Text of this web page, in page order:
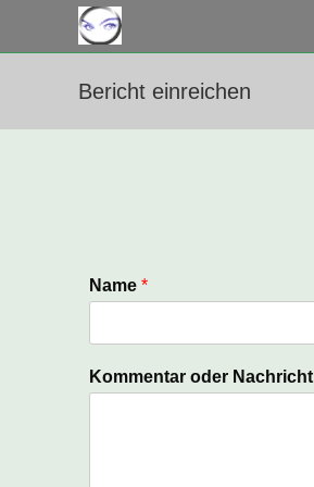
Bericht einreichen
Name *
Kommentar oder Nachricht